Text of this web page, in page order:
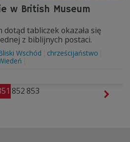
w British Museum
dotąd tabliczek okazała się
z biblijnych postaci.
Wschód
chrześcijaństwo
852 853